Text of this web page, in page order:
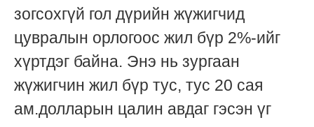
зогсохгүй гол дүрийн жүжигчид
цувралын орлогоос жил бүр 2%-ийг
хүртдэг байна. Энэ нь зургаан
жүжигчин жил бүр тус, тус 20 сая
ам.долларын цалин авдаг гэсэн үг